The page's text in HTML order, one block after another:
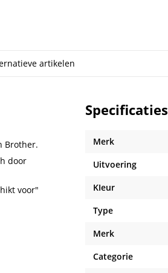
artikelen
Brother.
door
voor"
Specificaties
Merk
Uitvoering
KIeur
Type
Merk
Categorie